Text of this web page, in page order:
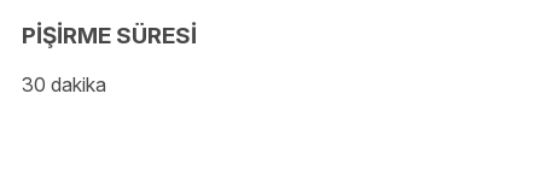
PİŞİRME SÜRESİ
30 dakika